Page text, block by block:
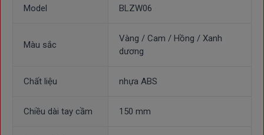
Model BLZW06
Màu sắc
Vàng / Cam / Hồng / Xanh
dương
Chất liệu nhựa ABS
Chiều dài tay cầm 150 mm